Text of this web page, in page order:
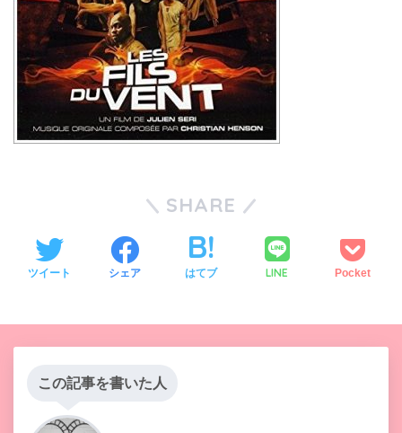
SHARE
ツイート シェア はてブ LINE Pocket
この記事を書いた人